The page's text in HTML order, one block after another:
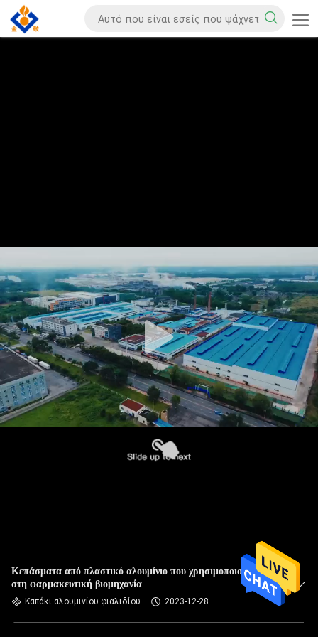
Κεπάσματα από πλαστικό αλουμίνιο που χρησιμοποιούνται
στη φαρμακευτική βιομηχανία
Καπάκι αλουμινίου φιαλιδίου 2023-12-28